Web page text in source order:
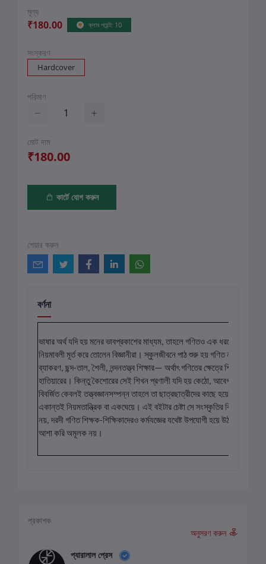
মূল্য
₹180.00 ক্লাব পয়েন্ট: 10
সংস্করণ
Hardcover
পরিমাণ
মোট দাম
₹180.00
কার্টে যোগ করুন
শেয়ার করুন
বর্ণনা
ভাষার অর্থ যদি হয় মনের ভাবপ্রকাশের মাধ্যম, তাহলে গণিতও এক ধরণের ভাষা, যে
নিয়মাবলী মূর্ত করে তোলেন বিজ্ঞানীরা। স্কুলজীবনে পাঠ শুরু হয় গণিত নামক সেই
ব্যাকরণ, ছন্দ-তাল, শৈলী, নন্দনতত্ত্ব শিক্ষার— অর্থাৎ গণিতের ক্ষেত্রে শিক্ষা হয়
হাতিয়ারের। কিন্তু কৈশোরের সেই শিখন প্রণালী যদি হয় কেঠো, আবেগহীন, যদি হয়
বিবর্জিত কেবলই তত্ত্বজ্ঞানসম্পন্ন তাহলে তা ছাত্রছাত্রীদের কাছে হয়ে ওঠে কঠিন,
একান্তই নিয়মতান্ত্রিক বা একঘেয়ে। এই বইটার চেষ্টা সে সংস্কৃতির বিপ্রতীপে
নয়, দরদী গণিত শিক্ষক-শিক্ষিকাদেরও কর্মযজ্ঞের যথেষ্ট উপযোগী হয়ে উঠবে এই
আশা করি অমূলক নয়।
প্রকাশক
অনুসরণ করুন
প্যারালাল প্রেস